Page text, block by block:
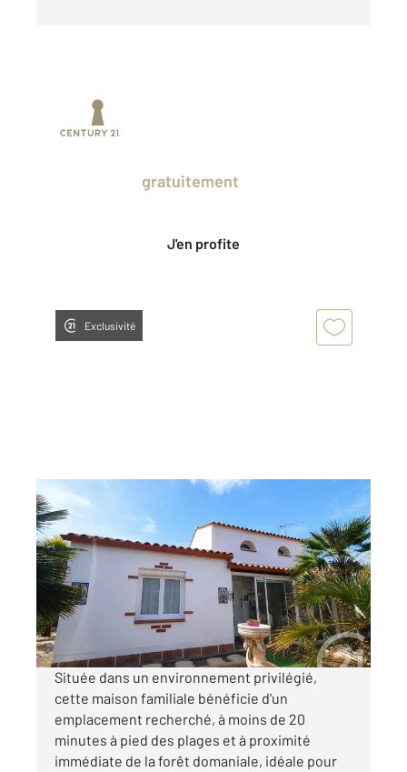
gratuitement
J'en profite
Exclusivité
ST HILAIRE DE RIEZ 85
115 m
, 5 pièces
Ref : 6188
Maison à vendre
368 950 €
Visiter le site dédié
Située dans un environnement privilégié,
cette maison familiale bénéficie d'un
emplacement recherché, à moins de 20
minutes à pied des plages et à proximité
immédiate de la forêt domaniale, idéale pour